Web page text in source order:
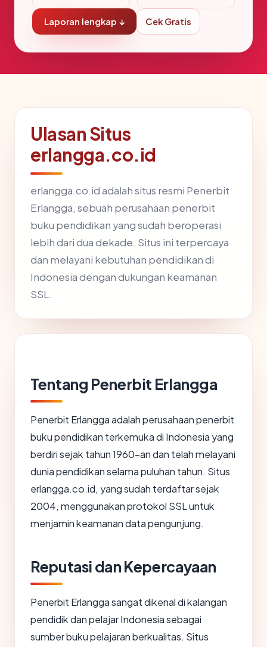
Laporan lengkap ↓ Cek Gratis
Ulasan Situs
erlangga.co.id
erlangga.co.id adalah situs resmi Penerbit
Erlangga, sebuah perusahaan penerbit
buku pendidikan yang sudah beroperasi
lebih dari dua dekade. Situs ini terpercaya
dan melayani kebutuhan pendidikan di
Indonesia dengan dukungan keamanan
SSL.
Tentang Penerbit Erlangga
Penerbit Erlangga adalah perusahaan penerbit
buku pendidikan terkemuka di Indonesia yang
berdiri sejak tahun 1960-an dan telah melayani
dunia pendidikan selama puluhan tahun. Situs
erlangga.co.id, yang sudah terdaftar sejak
2004, menggunakan protokol SSL untuk
menjamin keamanan data pengunjung.
Reputasi dan Kepercayaan
Penerbit Erlangga sangat dikenal di kalangan
pendidik dan pelajar Indonesia sebagai
sumber buku pelajaran berkualitas. Situs